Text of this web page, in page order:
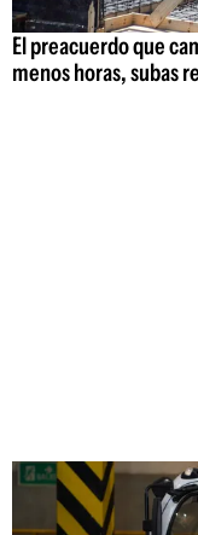
El preacuerdo que
menos horas, subas